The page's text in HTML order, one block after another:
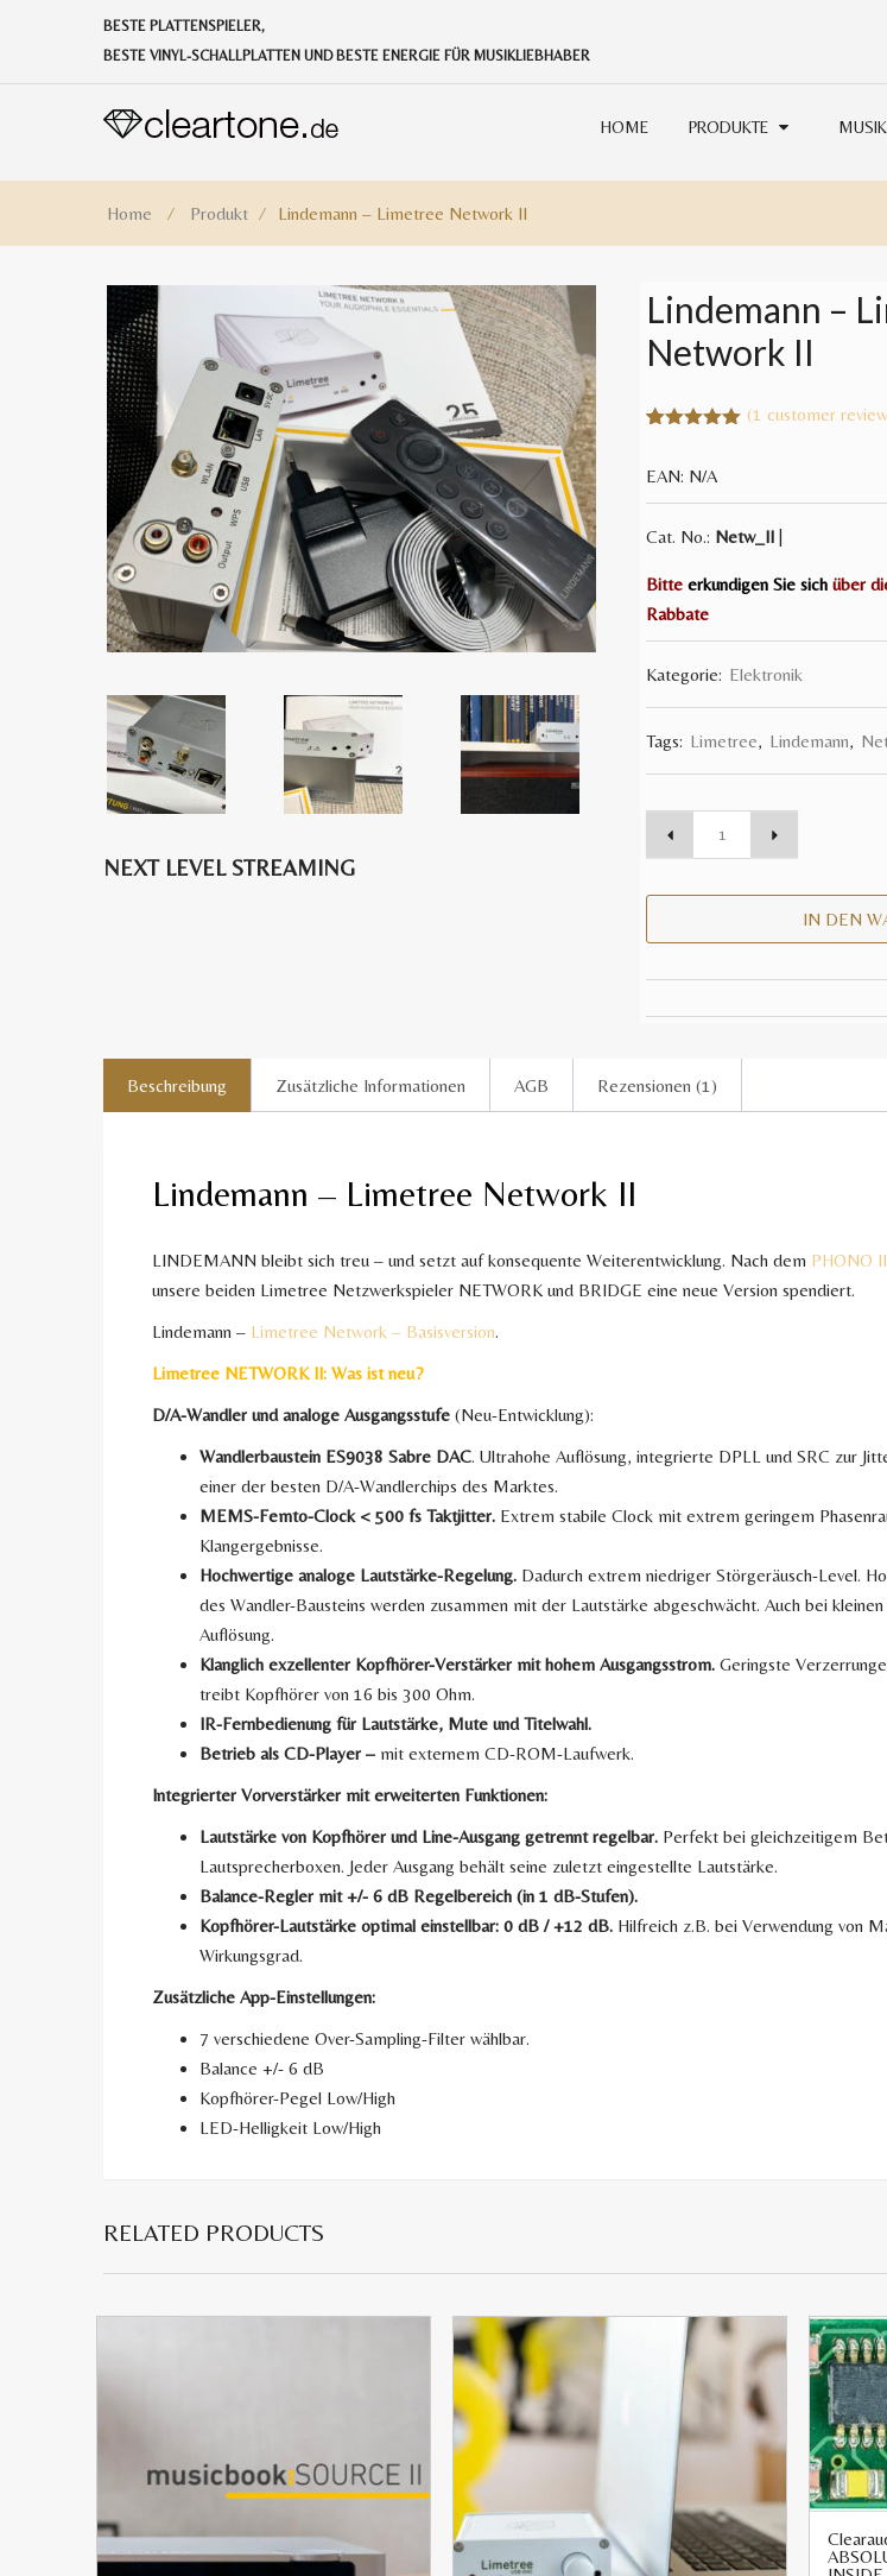
BESTE PLATTENSPIELER,
BESTE VINYL-SCHALLPLATTEN UND BESTE ENERGIE FÜR MUSIKLIEBHABER
HOME PRODUKTE MUSIK
Home ⁄ Produkt ⁄ Lindemann – Limetree Network II
NEXT LEVEL STREAMING
Lindemann –
Network II
customer
(1 customer
EAN: N/A
Cat. No.: Netw_II
Bitteerkundigen Sie sich über
Rabbate
Kategorie: Elektronik
Tags: Limetree, Lindemann,
IN DEN
Beschreibung Zusätzliche Informationen AGB Rezensionen (1)
Lindemann – Limetree Network II
LINDEMANN bleibt sich treu – und setzt auf konsequente Weiterentwicklung. Nach dem PHONO II
unsere beiden Limetree Netzwerkspieler NETWORK und BRIDGE eine neue Version spendiert.
Lindemann – Limetree Network – Basisversion.
Limetree NETWORK II: Was ist neu?
D/A-Wandler und analoge Ausgangsstufe (Neu-Entwicklung):
Wandlerbaustein ES9038 Sabre DAC. Ultrahohe Auflösung, integrierte DPLL und SRC zur
einer der besten D/A-Wandlerchips des Marktes.
MEMS-Femto-Clock < 500 fs Taktjitter. Extrem stabile Clock mit extrem geringem
Klangergebnisse.
Hochwertige analoge Lautstärke-Regelung. Dadurch extrem niedriger Störgeräusch-Level.
des Wandler-Bausteins werden zusammen mit der Lautstärke abgeschwächt. Auch bei
Auflösung.
Klanglich exzellenter Kopfhörer-Verstärker mit hohem Ausgangsstrom. Geringste
treibt Kopfhörer von 16 bis 300 Ohm.
IR-Fernbedienung für Lautstärke, Mute und Titelwahl.
Betrieb als CD-Player – mit externem CD-ROM-Laufwerk.
Integrierter Vorverstärker mit erweiterten Funktionen:
Lautstärke von Kopfhörer und Line-Ausgang getrennt regelbar. Perfekt bei gleichzeitigem
Lautsprecherboxen. Jeder Ausgang behält seine zuletzt eingestellte Lautstärke.
Balance-Regler mit +/- 6 dB Regelbereich (in 1 dB-Stufen).
Kopfhörer-Lautstärke optimal einstellbar: 0 dB / +12 dB. Hilfreich z.B. bei Verwendung von
Wirkungsgrad.
Zusätzliche App-Einstellungen:
7 verschiedene Over-Sampling-Filter wählbar.
Balance +/- 6 dB
Kopfhörer-Pegel Low/High
LED-Helligkeit Low/High
RELATED PRODUCTS